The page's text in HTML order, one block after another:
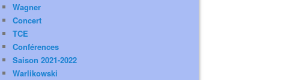
Wagner
Concert
TCE
Conférences
Saison 2021-2022
Warlikowski